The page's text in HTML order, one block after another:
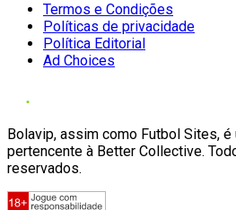
Termos e Condições
Políticas de privacidade
Política Editorial
Ad Choices
Bolavip, assim como Futbol Sites, é
pertencente à Better Collective.
reservados.